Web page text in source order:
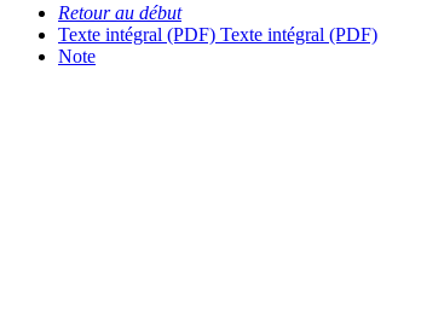
Retour au début
Texte intégral (PDF) Texte intégral (PDF)
Note